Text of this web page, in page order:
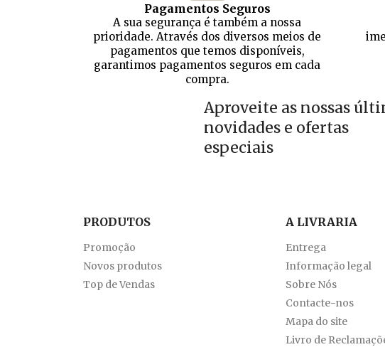
Pagamentos Seguros
A sua segurança é também a nossa
prioridade. Através dos diversos meios de
pagamentos que temos disponíveis,
garantimos pagamentos seguros em cada
compra.
Aproveite as nossas
novidades e ofertas
especiais
PRODUTOS
Promoção
Novos produtos
Top de Vendas
A LIVRARIA
Entrega
Informação legal
Sobre Nós
Contacte-nos
Mapa do site
Livro de